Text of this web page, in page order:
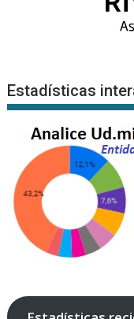
Estadísticas